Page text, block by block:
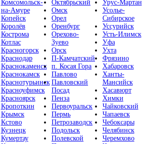
Комсомольск-
на-Амуре
Копейск
Королёв
Кострома
Котлас
Красногорск
Краснодар
Краснокаменск
Краснокамск
Краснотурьинск
Красноуфимск
Красноярск
Кропоткин
Крымск
Кстово
Кузнецк
Кумертау
Октябрьский
Омск
Орел
Оренбург
Орехово-
Зуево
Орск
П-Камчатский
п. Косая Гора
Павлово
Павловский
Посад
Пенза
Первоуральск
Пермь
Петрозаводск
Подольск
Полевской
Урус-Мартан
Усолье-
Сибирское
Уссурийск
Усть-Илимск
Уфа
Ухта
Фрязино
Хабаровск
Ханты-
Мансийск
Хасавюрт
Химки
Чайковский
Чапаевск
Чебоксары
Челябинск
Черемхово